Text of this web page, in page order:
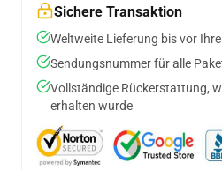
Sichere Transaktion
Weltweite Lieferung bis vor
Sendungsnummer für alle
Vollständige Rückerstattung,
erhalten wurde